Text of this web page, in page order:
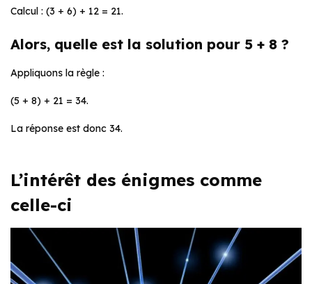
Calcul : (3 + 6) + 12 = 21.
Alors, quelle est la solution pour 5 + 8 ?
Appliquons la règle :
(5 + 8) + 21 = 34.
La réponse est donc 34.
L’intérêt des énigmes comme
celle-ci